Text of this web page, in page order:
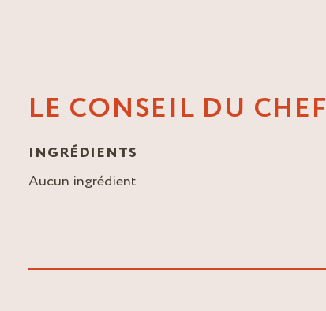
LE CONSEIL DU CHEF
INGRÉDIENTS
Aucun ingrédient.